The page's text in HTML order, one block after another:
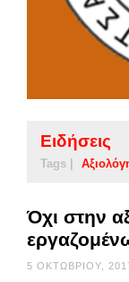
Ειδήσεις
Tags |
Όχι στην
5 ΟΚΤΩΒΡΊΟΥ,